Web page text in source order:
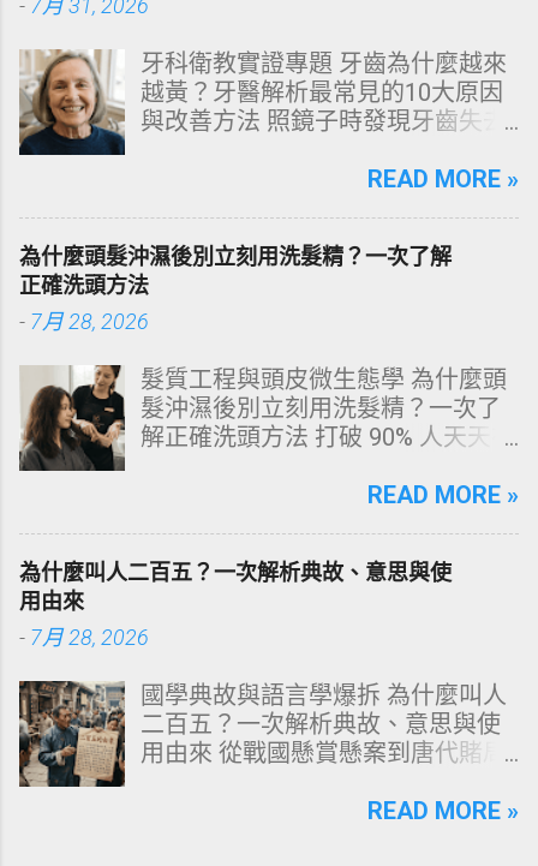
- 7月 31, 2026
牙科衛教實證專題 牙齒為什麼越來
越黃？牙醫解析最常見的10大原因
與改善方法 照鏡子時發現牙齒失去
文由專業牙科思維出發，深度剖析
源性染色成因，並提供精準有效的
改善與美白對策。 📋 文章快速導覽
目錄 一、 牙齒顏色的生物學本質：
琺瑯質與象牙質 二、 牙齒變黃的10
源性變色的自我檢視 四、 5大專業
牙醫美白療程評估與比較 五、 避坑
指南：破除3大網路美白偏方迷思
理策略 一、 牙齒顏色的生物學本
何泛黃，首先必須釐清牙齒的硬組
織構造。牙齒最外層是由高度鈣化
（Enamel，又稱牙釉質） ，而包裹
質（Dentin，又稱牙本質） 。 💡 生
理學核心觀念 健康自然的牙齒本來
就不是純白色。琺瑯質越半透明，
出來。當琺瑯質因磨損變薄、或是
READ MORE »
為什麼頭髮沖濕後別立刻用洗髮精？一次了解
正確洗頭方法
- 7月 28, 2026
髮質工程與頭皮微生態學 為什麼頭
髮沖濕後別立刻用洗髮精？一次了
解正確洗頭方法 打破 90% 人天天在
構化思維，拆解頭皮清潔的物理與
康髮質。 💡 理性思維考題：你是否
天天洗頭，頭皮卻依然半天就出
數人的頭皮問題，並不是洗髮精買
了」。當你蓮蓬頭剛淋濕頭髮，下
一秒就把濃縮洗髮精直接抹在頭皮
上時，你已經親手觸發了一連串破
過嚴密的邏輯分析，為你解構正確
READ MORE »
為什麼叫人二百五？一次解析典故、意思與使
用由來
- 7月 28, 2026
國學典故與語言學爆拆 為什麼叫人
二百五？一次解析典故、意思與使
用由來 從戰國懸賞懸案到唐代賭局
常用語。一次拆解歷史真相、心理
READ MORE »